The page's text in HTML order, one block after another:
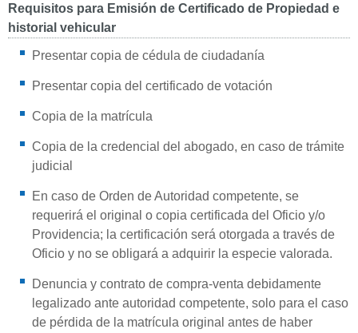
Requisitos para Emisión de Certificado de Propiedad e
historial vehicular
Presentar copia de cédula de ciudadanía
Presentar copia del certificado de votación
Copia de la matrícula
Copia de la credencial del abogado, en caso de trámite
judicial
En caso de Orden de Autoridad competente, se
requerirá el original o copia certificada del Oficio y/o
Providencia; la certificación será otorgada a través de
Oficio y no se obligará a adquirir la especie valorada.
Denuncia y contrato de compra-venta debidamente
legalizado ante autoridad competente, solo para el caso
de pérdida de la matrícula original antes de haber